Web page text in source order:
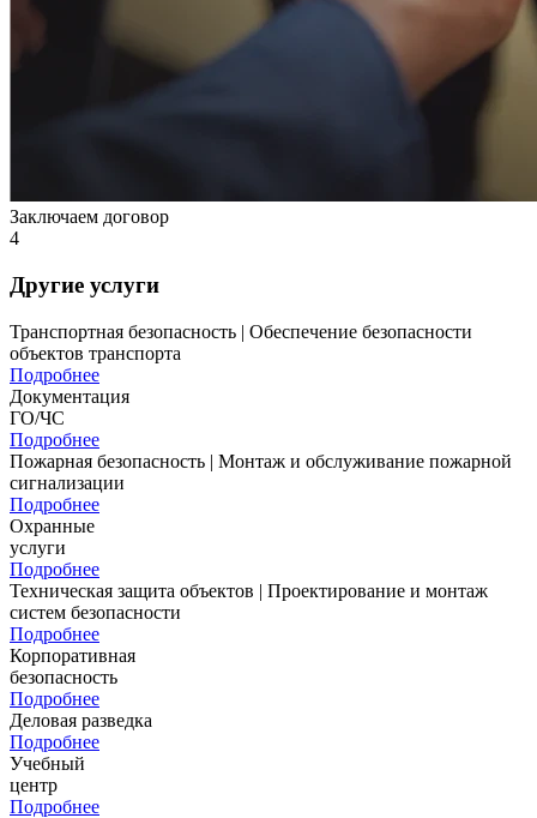
Заключаем договор
4
Другие услуги
Транспортная безопасность | Обеспечение безопасности
объектов транспорта
Подробнее
Документация
ГО/ЧС
Подробнее
Пожарная безопасность | Монтаж и обслуживание пожарной
сигнализации
Подробнее
Охранные
услуги
Подробнее
Техническая защита объектов | Проектирование и монтаж
систем безопасности
Подробнее
Корпоративная
безопасность
Подробнее
Деловая разведка
Подробнее
Учебный
центр
Подробнее